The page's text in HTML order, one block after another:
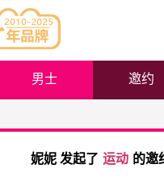
男士 邀约
妮妮 发起了 运动 的邀